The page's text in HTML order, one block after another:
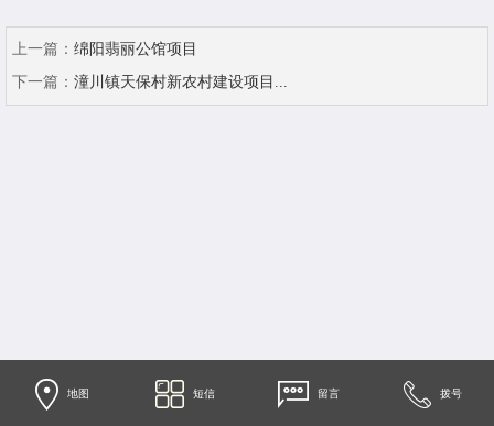
上一篇： 绵阳翡丽公馆项目
下一篇： 潼川镇天保村新农村建设项目...
地图 短信 留言 拨号